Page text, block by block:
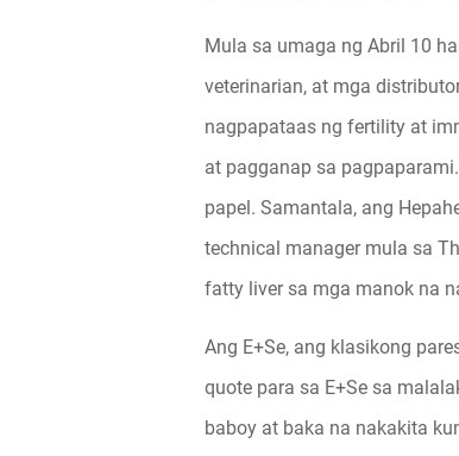
Mula sa umaga ng Abril 10
veterinarian, at mga
nagpapataas ng fertility at
at pagganap sa
papel. Samantala, ang
technical manager mula sa
fatty liver sa mga manok na
Ang E+Se, ang klasikong
quote para sa E+Se sa
baboy at baka na nakakita